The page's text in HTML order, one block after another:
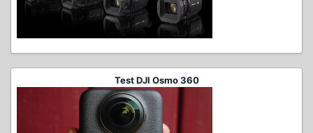
Test DJI Osmo 360